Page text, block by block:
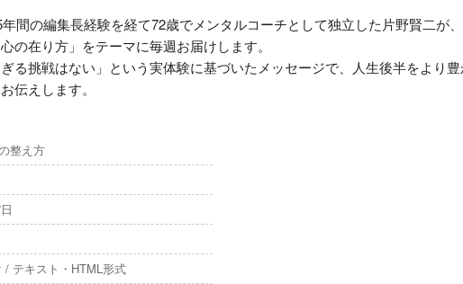
間の編集長経験を経て72歳でメンタルコーチとして独立した片野賢二が
の在り方」をテーマに毎週お届けします。
ぎる挑戦はない」という実体験に基づいたメッセージで、人生後半をより
伝えします。
整え方
/ テキスト・HTML形式